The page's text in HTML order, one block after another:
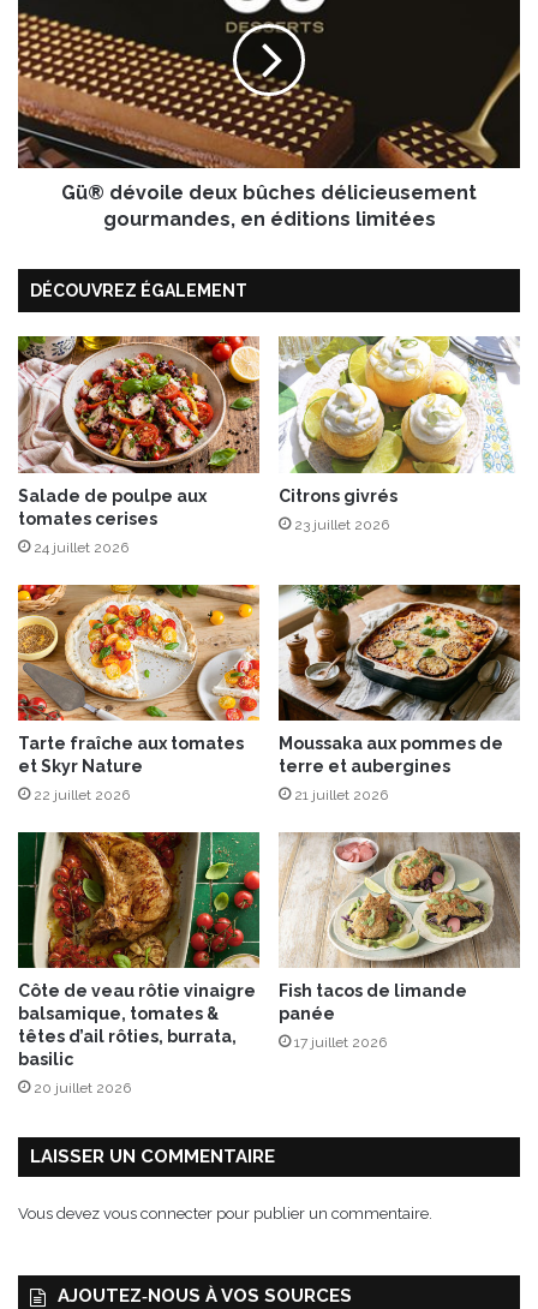
u
t
o
f
u
f
u
®
d
é
v
o
i
l
u
b
û
c
h
e
s
d
é
l
i
i
e
u
s
e
m
e
n
t
a
n
d
e
s
d
o
Gü® dévoile deux bûches délicieusement
gourmandes, en éditions limitées
DÉCOUVREZ ÉGALEMENT
Salade de poulpe aux
tomates cerises
24 juillet 2026
Citrons givrés
23 juillet 2026
Tarte fraîche aux tomates
et Skyr Nature
22 juillet 2026
Moussaka aux pommes de
terre et aubergines
21 juillet 2026
Côte de veau rôtie vinaigre
balsamique, tomates &
têtes d’ail rôties, burrata,
basilic
20 juillet 2026
Fish tacos de limande
panée
17 juillet 2026
LAISSER UN COMMENTAIRE
Vous devez vous connecter pour publier un commentaire.
AJOUTEZ‑NOUS À VOS SOURCES